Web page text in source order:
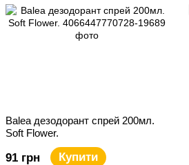
Balea дезодорант спрей 200мл.
Soft Flower.
91 грн Купити